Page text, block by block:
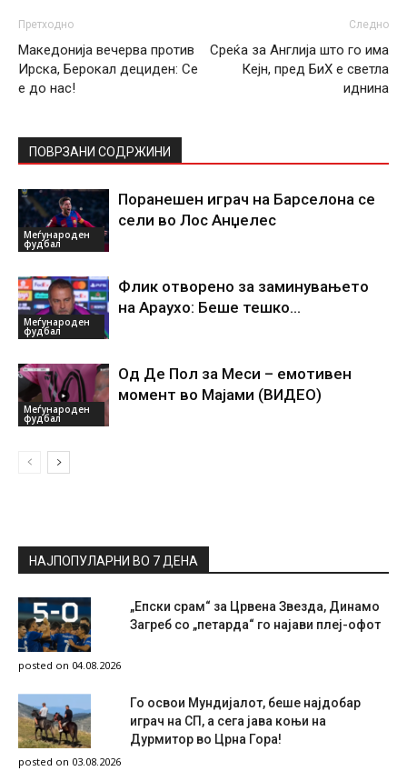
Претходно
Македонија вечерва против
Ирска, Берокал дециден: Се
е до нас!
Следно
Среќа за Англија што го има
Кејн, пред БиХ е светла
иднина
ПОВРЗАНИ СОДРЖИНИ
Меѓународен
фудбал
Поранешен играч на Барселона се
сели во Лос Анџелес
Меѓународен
фудбал
Флик отворено за заминувањето
на Араухо: Беше тешко…
Меѓународен
фудбал
Од Де Пол за Меси – емотивен
момент во Мајами (ВИДЕО)
НАЈПОПУЛАРНИ ВО 7 ДЕНА
„Епски срам“ за Црвена Звезда, Динамо
Загреб со „петарда“ го најави плеј-офот
posted on 04.08.2026
Го освои Мундијалот, беше најдобар
играч на СП, а сега јава коњи на
Дурмитор во Црна Гора!
posted on 03.08.2026